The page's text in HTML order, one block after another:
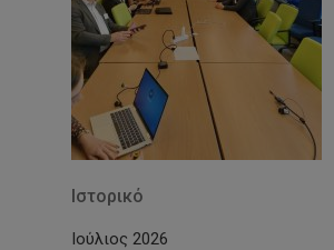
Ιστορικό
Ιούλιος 2026